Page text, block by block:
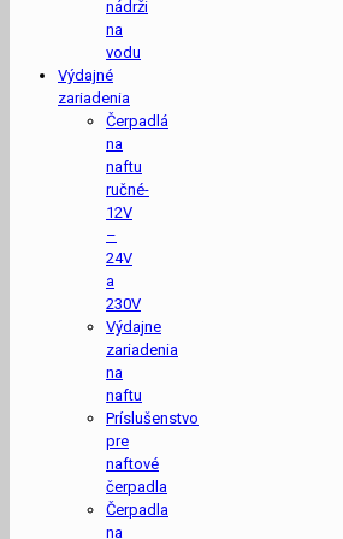
nádrži
na
vodu
Výdajné
zariadenia
Čerpadlá
na
naftu
ručné-
12V
–
24V
a
230V
Výdajne
zariadenia
na
naftu
Príslušenstvo
pre
naftové
čerpadla
Čerpadla
na